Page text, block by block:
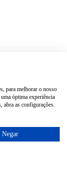
para melhorar o nosso
óptima experiência
abra as configurações.
Negar